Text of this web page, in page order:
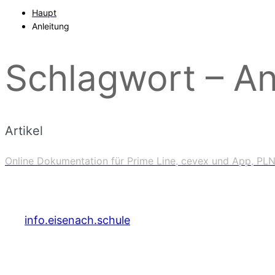
Haupt
Anleitung
Schlagwort –
Artikel
Online Dokumentation für Prime Line, cevex und App,
info.eisenach.schule